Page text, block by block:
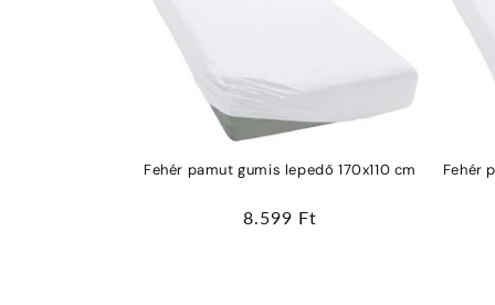
Fehér pamut gumis lepedő 170x110 cm
Normál
8.599 Ft
Fehér